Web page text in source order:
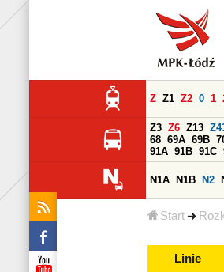
Start
Z Z1 Z2 0 1
Z3 Z6 Z13
68 69A 69B
91A 91B 91C
N1A N1B N2
Linie